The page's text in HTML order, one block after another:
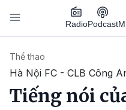
Nhảy đến nội dung
RadioPodcast
Thể thao
Hà Nội FC - CLB Công
Tiếng nói